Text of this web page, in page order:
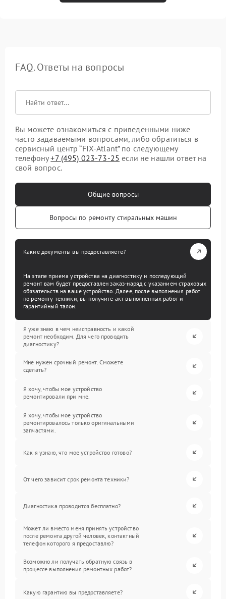
FAQ. Ответы на вопросы
Вы можете ознакомиться с приведенными ниже
часто задаваемыми вопросами, либо обратиться в
сервисный центр “FIX-Atlant” по следующему
телефону+7 (495) 023-73-25 если не нашли ответ на
свой вопрос.
Общие вопросы
Вопросы по ремонту стиральных машин
Какие документы вы предоставляете?
На этапе приема устройства на диагностику и последующий
ремонт вам будет предоставлен заказ-наряд с указанием страховых
обязательств на ваше устройство. Далее, после выполнения работ
по ремонту техники, вы получите акт выполненных работ и
гарантийный талон.
Я уже знаю в чем неисправность и какой
ремонт необходим. Для чего проводить
диагностику?
Мне нужен срочный ремонт. Сможете
сделать?
Я хочу, чтобы мое устройство
ремонтировали при мне.
Я хочу, чтобы мое устройство
ремонтировалось только оригинальными
запчастями.
Как я узнаю, что мое устройство готово?
От чего зависит срок ремонта техники?
Диагностика проводится бесплатно?
Может ли вместо меня принять устройство
после ремонта другой человек, контактный
телефон которого я предоставлю?
Возможно ли получать обратную связь в
процессе выполнения ремонтных работ?
Какую гарантию вы предоставляете?